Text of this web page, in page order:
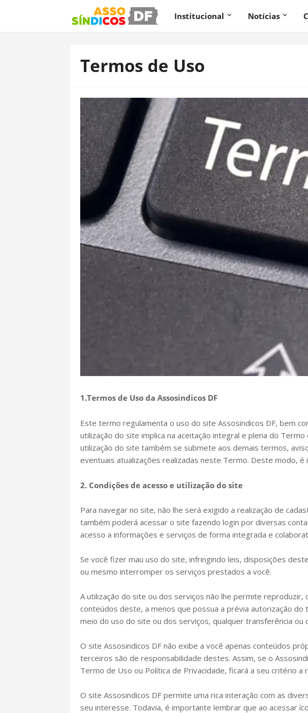
Institucional Notícias
Termos de Uso
1.Termos de Uso da Assosindicos DF
Este termo regulamenta o uso do site Assosindicos DF, bem
utilização do site implica na aceitação integral e plena do Termo
utilização do site também se submete aos demais termos,
eventuais atualizações realizadas neste Termo. Deste modo,
2. Condições de acesso e utilização do site
Para navegar no site, não lhe será exigido a realização de
também poderá acessar o site fazendo login por diversas
acesso a informações e serviços de forma integrada e
Se você fizer mau uso do site, infringindo leis, disposições
ou mesmo interromper os serviços prestados a você.
A utilização do site ou dos serviços não lhe permite
conteúdos deste, a menos que possua a prévia autorização
meio do uso do site ou dos serviços, qualquer transferência
O site Assosindicos DF não exibe a você apenas conteúdos
terceiros são de responsabilidade destes. Assim, se o
Termo de Uso ou Política de Privacidade, ficará a seu critério
O site Assosindicos DF permite uma rica interação com as
seu interesse. Todavia, é importante lembrar que ao acessar